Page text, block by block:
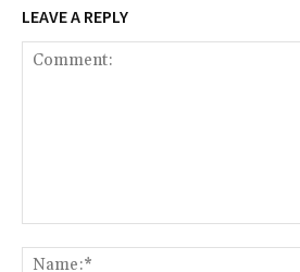
LEAVE A REPLY